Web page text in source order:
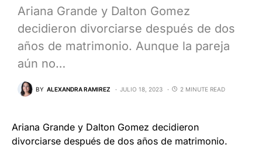
Ariana Grande y Dalton Gomez
decidieron divorciarse después de dos
años de matrimonio. Aunque la pareja
aún no…
BY ALEXANDRA RAMIREZ JULIO 18, 2023 2 MINUTE READ
Ariana Grande y Dalton Gomez decidieron
divorciarse después de dos años de matrimonio.